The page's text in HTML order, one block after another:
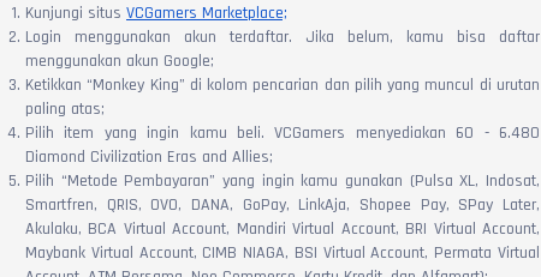
Kunjungi situs VCGamers Marketplace;
Login menggunakan akun terdaftar. Jika belum, kamu bisa daftar
menggunakan akun Google;
Ketikkan “Monkey King” di kolom pencarian dan pilih yang muncul di urutan
paling atas;
Pilih item yang ingin kamu beli. VCGamers menyediakan 60 - 6.480
Diamond Civilization Eras and Allies;
Pilih “Metode Pembayaran” yang ingin kamu gunakan (Pulsa XL, Indosat,
Smartfren, QRIS, OVO, DANA, GoPay, LinkAja, Shopee Pay, SPay Later,
Akulaku, BCA Virtual Account, Mandiri Virtual Account, BRI Virtual Account,
Maybank Virtual Account, CIMB NIAGA, BSI Virtual Account, Permata Virtual